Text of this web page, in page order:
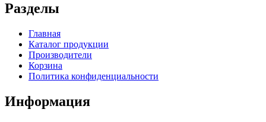
Разделы
Главная
Каталог продукции
Производители
Корзина
Политика конфиденциальности
Информация